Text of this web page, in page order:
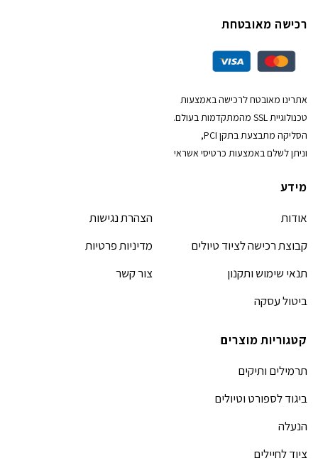
רכישה מאובטחת
אתרינו מאובטח לרכישה באמצעות
טכנולוגיית SSL מהמתקדמות בעולם.
הסליקה מתבצעת בתקן PCI,
וניתן לשלם באמצעות כרטיסי אשראי
מידע
אודות
קבוצת רכישה לציוד טיולים
תנאי שימוש ותקנון
ביטול עסקה
הצהרת נגישות
מדיניות פרטיות
צור קשר
קטגוריות מוצרים
תרמילים ותיקים
ביגוד לספורט וטיולים
הנעלה
ציוד לחיילים